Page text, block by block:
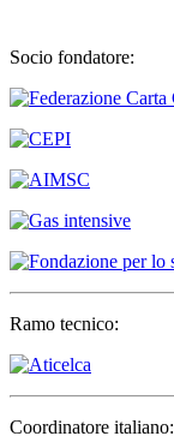
Socio fondatore:
Ramo tecnico:
Coordinatore italiano: